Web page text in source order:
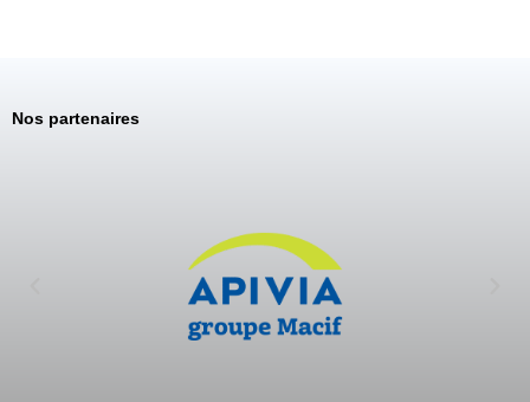
Nos partenaires